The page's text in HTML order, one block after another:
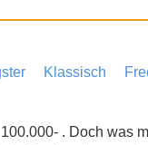
Klassisch
. Doch was